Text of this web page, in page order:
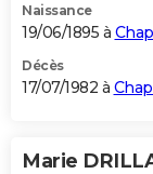
Naissance
19/06/1895 à
Décès
17/07/1982 à
Marie